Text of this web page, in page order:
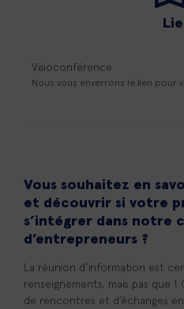
Visioconférence
Nous vous enverrons le lien pour
Vous souhaitez en
et découvrir si votre
s’intégrer dans notre
d’entrepreneurs ?
La réunion d’information est
renseignements, mais pas que !
de rencontres et d’échanges